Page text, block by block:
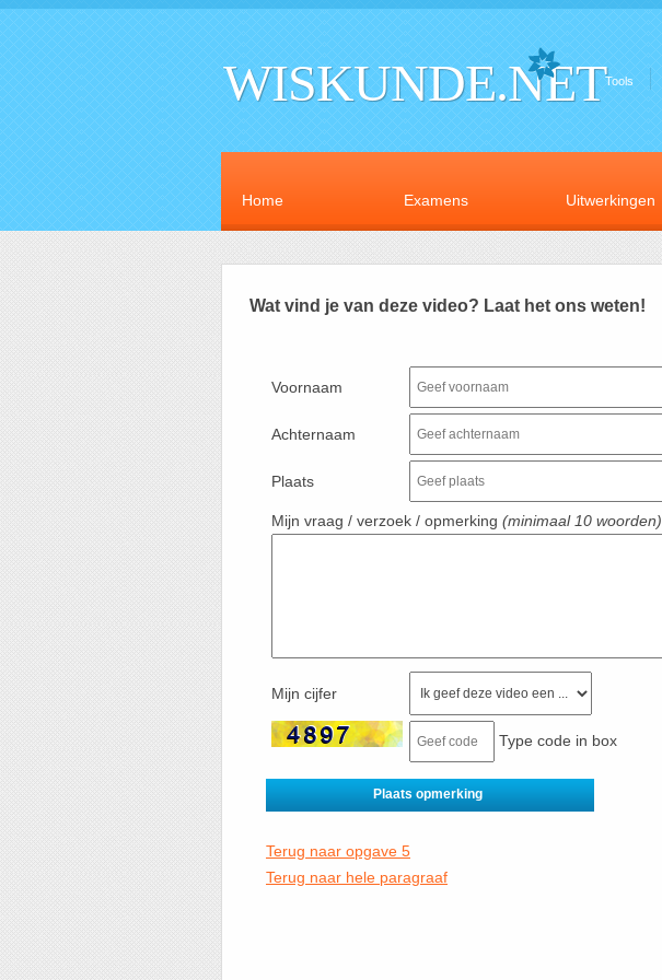
WISKUNDE.NETTools
Home Examens Uitwerkingen
Wat vind je van deze video? Laat het ons weten!
Voornaam
Achternaam
Plaats
Mijn vraag / verzoek / opmerking (minimaal 10 woorden)
Mijn cijfer
Type code in box
Terug naar opgave 5
Terug naar hele paragraaf